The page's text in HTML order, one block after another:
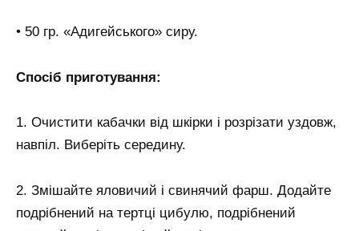
• 50 гр. «Адигейського» сиру.
Спосіб приготування:
1. Очистити кабачки від шкірки і розрізати уздовж,
навпіл. Виберіть середину.
2. Змішайте яловичий і свинячий фарш. Додайте
подрібнений на тертці цибулю, подрібнений